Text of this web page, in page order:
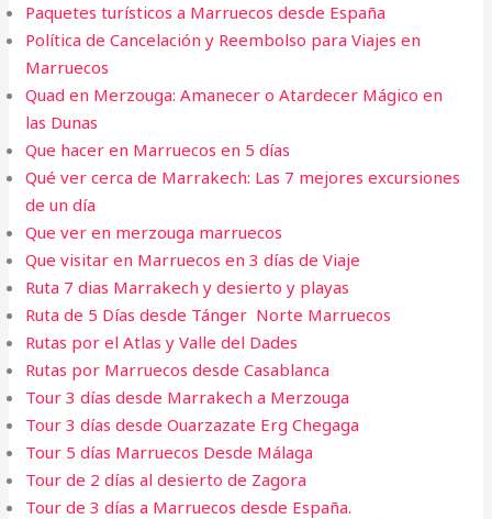
Paquetes turísticos a Marruecos desde España
Política de Cancelación y Reembolso para Viajes en
Marruecos
Quad en Merzouga: Amanecer o Atardecer Mágico en
las Dunas
Que hacer en Marruecos en 5 días
Qué ver cerca de Marrakech: Las 7 mejores excursiones
de un día
Que ver en merzouga marruecos
Que visitar en Marruecos en 3 días de Viaje
Ruta 7 dias Marrakech y desierto y playas
Ruta de 5 Días desde Tánger Norte Marruecos
Rutas por el Atlas y Valle del Dades
Rutas por Marruecos desde Casablanca
Tour 3 días desde Marrakech a Merzouga
Tour 3 días desde Ouarzazate Erg Chegaga
Tour 5 días Marruecos Desde Málaga
Tour de 2 días al desierto de Zagora
Tour de 3 días a Marruecos desde España.